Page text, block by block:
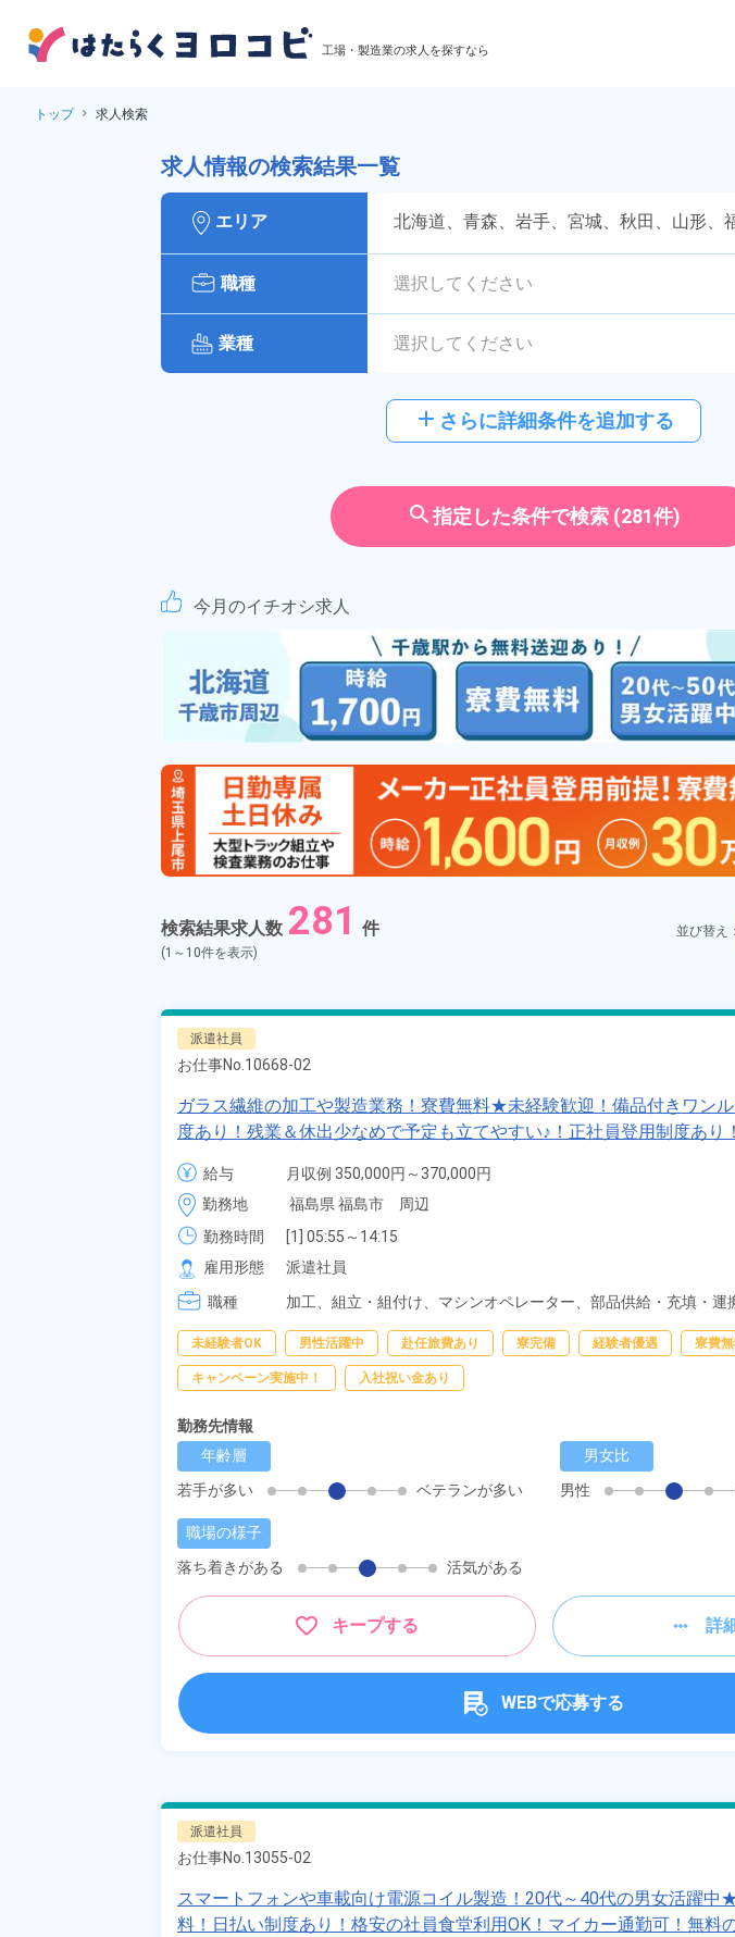
工場・製造業の求人を探すなら
トップ 求人検索
求人情報の検索結果一覧
エリア 北海道、青森、岩手、宮城、秋田、山形、
職種 選択してください
業種 選択してください
選択してください
アルバイト・パート 正社員
選択してください
タグ 選択してください
フリーワード
自宅周辺のお仕事
出典：「位置参照情報」(国土交通省）の加工情報・「HeartRails
add さらに詳細条件を追加する
search指定した条件で検索 (281件)
今月のイチオシ求人
検索結果求人数 281 件
(1～10件を表示)
並び替え：
派遣社員
お仕事No.10668-02
ガラス繊維の加工や製造業務！寮費無料★未経験歓迎！備品付きワン
度あり！残業＆休出少なめで予定も立てやすい♪！正社員登用制度あり
給与
月収例 350,000円～370,000円
時給 1,625円～1,625円
勤務地
福島県 福島市　周辺
勤務時間
[1] 05:55～14:15
[2] 13:55～22:15
[3] 21:55～06:15
[4] 08:20～16:45
雇用形態
派遣社員
職種
加工、 組立・組付け、 マシンオペレーター、 部品供給・充填・運
未経験者OK 男性活躍中 赴任旅費あり 寮完備 経験者優遇 寮費
キャンペーン実施中！ 入社祝い金あり
勤務先情報
年齢層
若手が多い
ベテランが多い
男女比
男性
職場の様子
落ち着きがある
活気がある
キープする 詳
WEBで応募する
派遣社員
お仕事No.13055-02
スマートフォンや車載向け電源コイル製造！20代～40代の男女活躍
料！日払い制度あり！格安の社員食堂利用OK！マイカー通勤可！無料
01
工作機械
かせる！嬉
用可！無料
給与
勤務時間
雇用形態
年間休日
経験者優遇
キー